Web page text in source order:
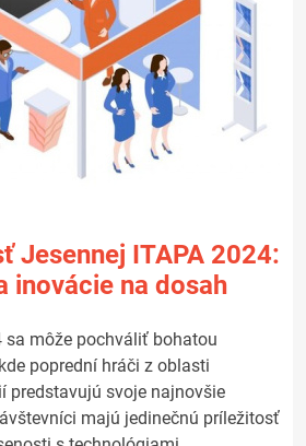
Jesennej ITAPA 2024:
inovácie na dosah
sa môže pochváliť bohatou
poprední hráči z oblasti
predstavujú svoje najnovšie
majú jedinečnú príležitosť